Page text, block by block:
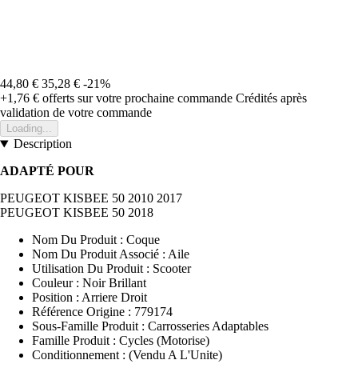
44,80 € 35,28 € -21%
+1,76 € offerts sur votre prochaine commande Crédités après
validation de votre commande
Loading...
Description
ADAPTÉ POUR
PEUGEOT KISBEE 50 2010 2017
PEUGEOT KISBEE 50 2018
Nom Du Produit : Coque
Nom Du Produit Associé : Aile
Utilisation Du Produit : Scooter
Couleur : Noir Brillant
Position : Arriere Droit
Référence Origine : 779174
Sous-Famille Produit : Carrosseries Adaptables
Famille Produit : Cycles (Motorise)
Conditionnement : (Vendu A L'Unite)